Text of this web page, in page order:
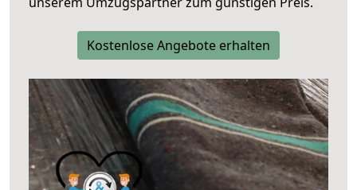
Kostenlose Angebote erhalten